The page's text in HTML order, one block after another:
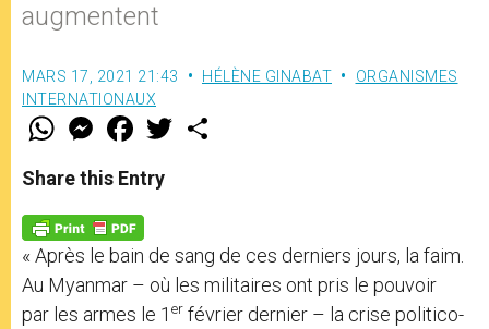
augmentent
MARS 17, 2021 21:43 HÉLÈNE GINABAT
ORGANISMES
INTERNATIONAUX
W
t
s
p
p
M
e
s
e
g
e
r
F
a
e
b
o
k
w
Share this Entry
« Après le bain de sang de ces derniers jours, la faim.
Au Myanmar – où les militaires ont pris le pouvoir
par les armes le 1 er février dernier – la crise politico-